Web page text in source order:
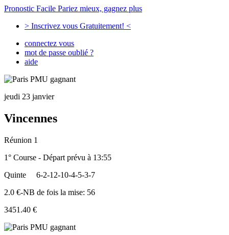
Pronostic Facile Pariez mieux, gagnez plus
> Inscrivez vous Gratuitement! <
connectez vous
mot de passe oublié ?
aide
jeudi 23 janvier
Vincennes
Réunion 1
1° Course - Départ prévu à 13:55
Quinte
6-2-12-10-4-5-3-7
2.0 €-NB de fois la mise: 56
3451.40 €